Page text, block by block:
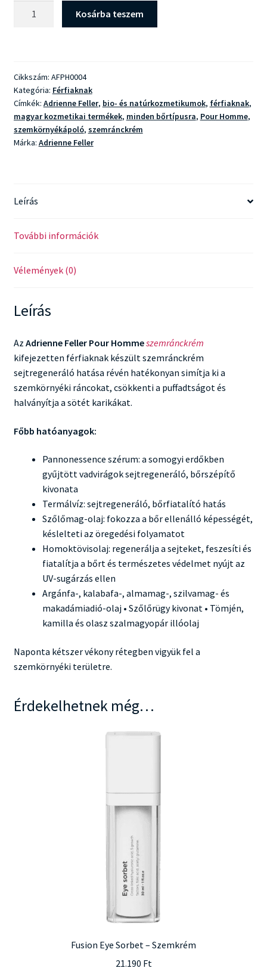
mennyiség
Kosárba teszem
Cikkszám: AFPH0004
Kategória: Férfiaknak
Címkék: Adrienne Feller, bio- és natúrkozmetikumok, férfiaknak,
magyar kozmetikai termékek, minden bőrtípusra, Pour Homme,
szemkörnyékápoló, szemránckrém
Márka: Adrienne Feller
Leírás
További információk
Vélemények (0)
Leírás
Az Adrienne Feller Pour Hommeszemránckrém
kifejezetten férfiaknak készült szemránckrém
sejtregeneráló hatása révén hatékonyan simítja ki a
szemkörnyéki ráncokat, csökkenti a puffadtságot és
halványítja a sötét karikákat.
Főbb hatóanyagok:
Pannonessence szérum: a somogyi erdőkben
gyűjtött vadvirágok sejtregeneráló, bőrszépítő
kivonata
Termálvíz: sejtregeneráló, bőrfiatalító hatás
Szőlőmag-olaj: fokozza a bőr ellenálló képességét,
késlelteti az öregedési folyamatot
Homoktövisolaj: regenerálja a sejteket, feszesíti és
fiatalítja a bőrt és természetes védelmet nyújt az
UV-sugárzás ellen
Argánfa-, kalabafa-, almamag-, szilvamag- és
makadámiadió-olaj • Szőlőrügy kivonat • Tömjén,
kamilla és olasz szalmagyopár illóolaj
Naponta kétszer vékony rétegben vigyük fel a
szemkörnyéki területre.
Érdekelhetnek még…
Fusion Eye Sorbet – Szemkrém
21.190 Ft